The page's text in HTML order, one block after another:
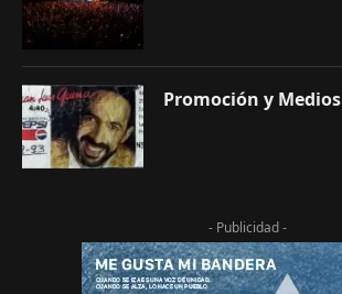
Promoción y Medios
- Publicidad -